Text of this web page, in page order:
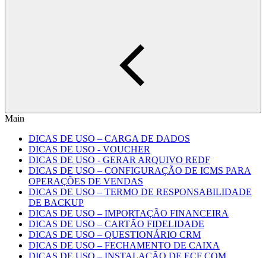
Main
DICAS DE USO – CARGA DE DADOS
DICAS DE USO - VOUCHER
DICAS DE USO - GERAR ARQUIVO REDF
DICAS DE USO – CONFIGURAÇÃO DE ICMS PARA
OPERAÇÕES DE VENDAS
DICAS DE USO – TERMO DE RESPONSABILIDADE
DE BACKUP
DICAS DE USO – IMPORTAÇÃO FINANCEIRA
DICAS DE USO – CARTÃO FIDELIDADE
DICAS DE USO – QUESTIONÁRIO CRM
DICAS DE USO – FECHAMENTO DE CAIXA
DICAS DE USO – INSTALAÇÃO DE ECF COM